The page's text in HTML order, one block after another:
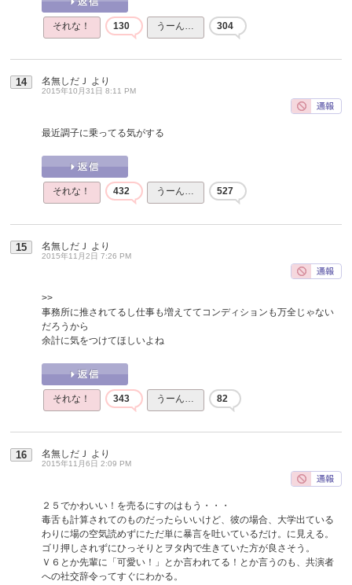
それな！ 130 うーん… 304
14 名無しだＪ より
2015年10月31日 8:11 PM
最近調子に乗ってる気がする
それな！ 432 うーん… 527
15 名無しだＪ より
2015年11月2日 7:26 PM
>>
事務所に推されてるし仕事も増えててコンディションも万全じゃない
だろうから
余計に気をつけてほしいよね
それな！ 343 うーん… 82
16 名無しだＪ より
2015年11月6日 2:09 PM
２５でかわいい！を売るにすのはもう・・・
毒舌も計算されてのものだったらいいけど、彼の場合、大学出ている
わりに場の空気読めずにただ単に暴言を吐いているだけ。に見える。
ゴリ押しされずにひっそりとヲタ内で生きていた方が良さそう。
Ｖ６とか先輩に「可愛い！」とか言われてる！とか言うのも、共演者
への社交辞令ってすぐにわかる。